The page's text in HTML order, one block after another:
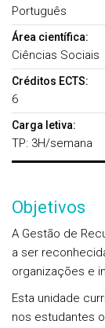
Português
Área científica:
Ciências Sociais
Créditos ECTS:
6
Carga letiva:
TP: 3H/semana
Objetivos
A Gestão de
a ser
organizações e
Esta unidade
nos estudantes